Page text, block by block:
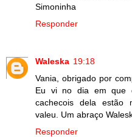
Simoninha
Responder
Waleska 19:18
Vania, obrigado por
Eu vi no dia em que
cachecois dela estão
valeu. Um abraço
Responder